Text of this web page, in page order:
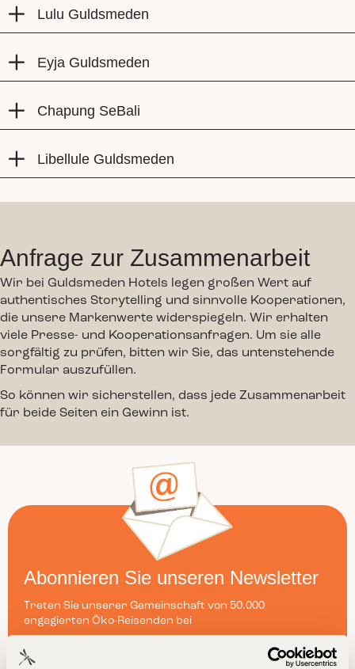
Lulu Guldsmeden
Eyja Guldsmeden
Chapung SeBali
Libellule Guldsmeden
Anfrage zur Zusammenarbeit
Wir bei Guldsmeden Hotels legen großen Wert auf
authentisches Storytelling und sinnvolle Kooperationen,
die unsere Markenwerte widerspiegeln. Wir erhalten
viele Presse- und Kooperationsanfragen. Um sie alle
sorgfältig zu prüfen, bitten wir Sie, das untenstehende
Formular auszufüllen.
So können wir sicherstellen, dass jede Zusammenarbeit
für beide Seiten ein Gewinn ist.
Abonnieren Sie unseren Newsletter
Treten Sie unserer Gemeinschaft von 50.000
engagierten Öko-Reisenden bei